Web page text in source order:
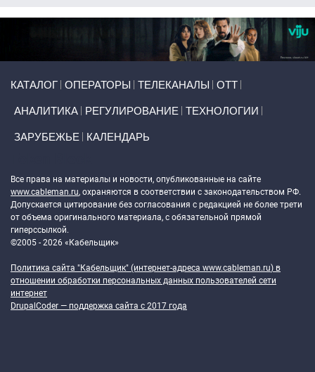
КАТАЛОГ ОПЕРАТОРЫ ТЕЛЕКАНАЛЫ ОТТ
АНАЛИТИКА РЕГУЛИРОВАНИЕ ТЕХНОЛОГИИ
ЗАРУБЕЖЬЕ КАЛЕНДАРЬ
Все права на материалы и новости, опубликованные на сайте
www.cableman.ru, охраняются в соответствии с законодательством РФ.
Допускается цитирование без согласования с редакцией не более трети
от объема оригинального материала, с обязательной прямой
гиперссылкой.
©2005 - 2026 «Кабельщик»
Политика сайта "Кабельщик" (интернет-адреса www.cableman.ru) в
отношении обработки персональных данных пользователей сети
интернет
DrupalCoder — поддержка сайта c 2017 года